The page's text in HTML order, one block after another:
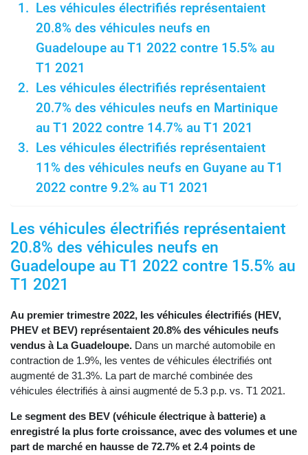
Les véhicules électrifiés représentaient
20.8% des véhicules neufs en
Guadeloupe au T1 2022 contre 15.5% au
T1 2021
Les véhicules électrifiés représentaient
20.7% des véhicules neufs en Martinique
au T1 2022 contre 14.7% au T1 2021
Les véhicules électrifiés représentaient
11% des véhicules neufs en Guyane au T1
2022 contre 9.2% au T1 2021
Les véhicules électrifiés représentaient
20.8% des véhicules neufs en
Guadeloupe au T1 2022 contre 15.5% au
T1 2021
Au premier trimestre 2022, les véhicules électrifiés (HEV,
PHEV et BEV) représentaient 20.8% des véhicules neufs
vendus à La Guadeloupe. Dans un marché automobile en
contraction de 1.9%, les ventes de véhicules électrifiés ont
augmenté de 31.3%. La part de marché combinée des
véhicules électrifiés à ainsi augmenté de 5.3 p.p. vs. T1 2021.
Le segment des BEV (véhicule électrique à batterie) a
enregistré la plus forte croissance, avec des volumes et une
part de marché en hausse de 72.7% et 2.4 points de